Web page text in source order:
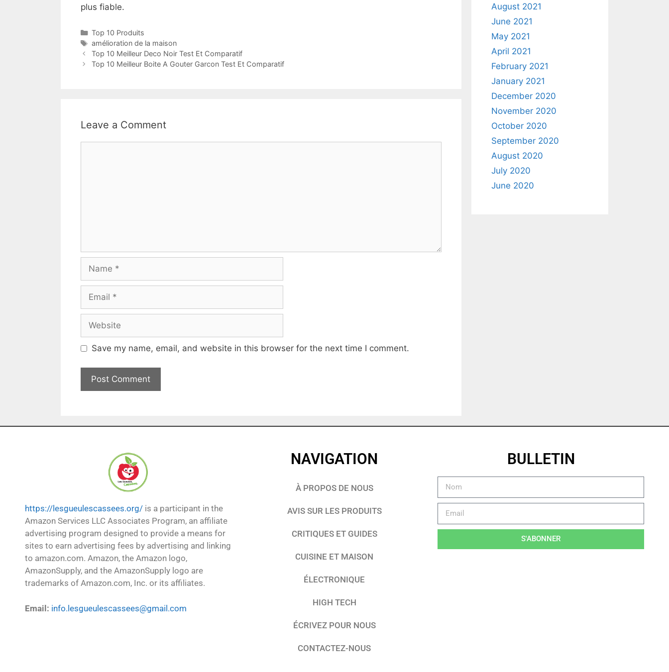
plus fiable.
Top 10 Produits
amélioration de la maison
Top 10 Meilleur Deco Noir Test Et Comparatif
Top 10 Meilleur Boite A Gouter Garcon Test Et Comparatif
Leave a Comment
Save my name, email, and website in this browser for the next time I comment.
August 2021
June 2021
May 2021
April 2021
February 2021
January 2021
December 2020
November 2020
October 2020
September 2020
August 2020
July 2020
June 2020
https://lesgueulescassees.org/ is a participant in the
Amazon Services LLC Associates Program, an affiliate
advertising program designed to provide a means for
sites to earn advertising fees by advertising and linking
to amazon.com. Amazon, the Amazon logo,
AmazonSupply, and the AmazonSupply logo are
trademarks of Amazon.com, Inc. or its affiliates.
Email: info.lesgueulescassees@gmail.com
NAVIGATION
À PROPOS DE NOUS
AVIS SUR LES PRODUITS
CRITIQUES ET GUIDES
CUISINE ET MAISON
ÉLECTRONIQUE
HIGH TECH
ÉCRIVEZ POUR NOUS
CONTACTEZ-NOUS
BULLETIN
S'ABONNER